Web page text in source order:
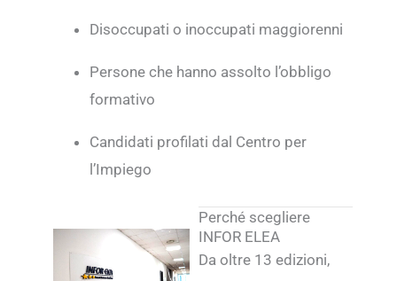
Disoccupati o inoccupati maggiorenni
Persone che hanno assolto l’obbligo
formativo
Candidati profilati dal Centro per
l’Impiego
Perché scegliere
INFOR ELEA
Da oltre 13 edizioni,